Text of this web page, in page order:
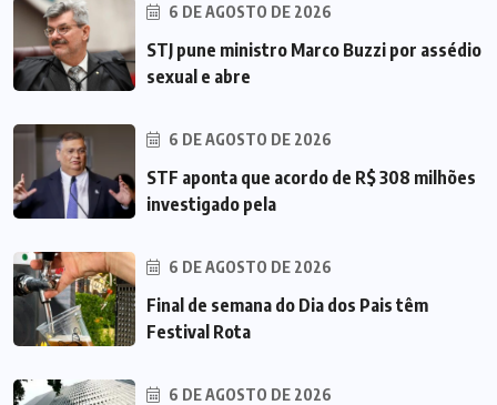
6 DE AGOSTO DE 2026
STJ pune ministro Marco Buzzi por assédio
sexual e abre
6 DE AGOSTO DE 2026
STF aponta que acordo de R$ 308 milhões
investigado pela
6 DE AGOSTO DE 2026
Final de semana do Dia dos Pais têm
Festival Rota
6 DE AGOSTO DE 2026